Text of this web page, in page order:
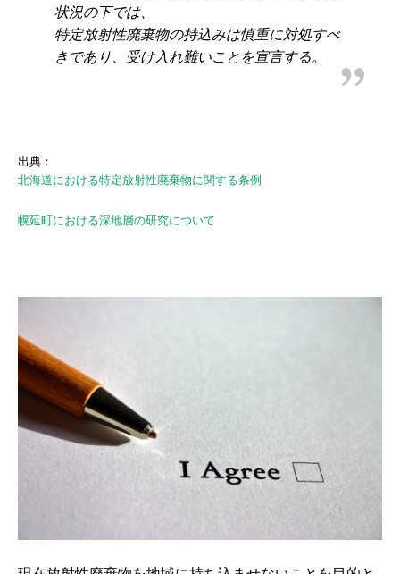
状況の下では、
特定放射性廃棄物の持込みは慎重に対処すべ
きであり、受け入れ難いことを宣言する。
出典：
北海道における特定放射性廃棄物に関する条例
幌延町における深地層の研究について